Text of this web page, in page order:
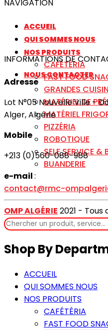
NAVIGATION
ACCUEIL
QUI SOMMES NOUS
NOS PRODUITS
CAFÉTÉRIA
FAST FOOD
GRANDES
MATÉRIEL DE
MATÉRIEL
PIZZÉRIA
ROBOTIQUE
SELF SERVICE &
BUANDERIE
NOUS CONTACTER
INFORMATIONS DE
Adresse
Lot N°05 Nouvelle Ville -
Alger, Algérie
Mobile
+213 (0)560-088-988
e-mail:
contact@rmc-
OMP ALGÉRIE 2021 -
Shop By
ACCUEIL
QUI SOMMES NOUS
NOS PRODUITS
CAFÉTÉRIA
FAST FOOD